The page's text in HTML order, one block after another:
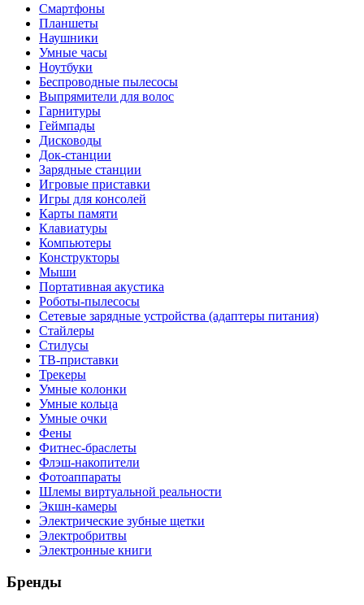
Смартфоны
Планшеты
Наушники
Умные часы
Ноутбуки
Беспроводные пылесосы
Выпрямители для волос
Гарнитуры
Геймпады
Дисководы
Док-станции
Зарядные станции
Игровые приставки
Игры для консолей
Карты памяти
Клавиатуры
Компьютеры
Конструкторы
Мыши
Портативная акустика
Роботы-пылесосы
Сетевые зарядные устройства (адаптеры питания)
Стайлеры
Стилусы
ТВ-приставки
Трекеры
Умные колонки
Умные кольца
Умные очки
Фены
Фитнес-браслеты
Флэш-накопители
Фотоаппараты
Шлемы виртуальной реальности
Экшн-камеры
Электрические зубные щетки
Электробритвы
Электронные книги
Бренды